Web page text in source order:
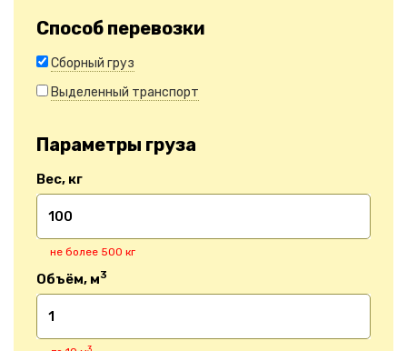
Способ перевозки
Сборный груз
Выделенный транспорт
Параметры груза
Вес, кг
не более 500 кг
Объём, м3
3